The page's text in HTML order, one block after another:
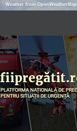
Weather from OpenWeatherMap